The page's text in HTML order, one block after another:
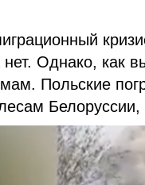
Однако, как
Польские